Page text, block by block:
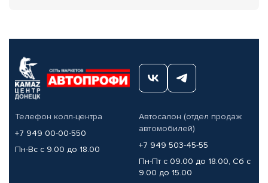
Телефон колл-центра
+7 949 00-00-550
Пн-Вс с 9.00 до 18.00
Автосалон (отдел продаж
автомобилей)
+7 949 503-45-55
Пн-Пт с 09.00 до 18.00, Сб с
9.00 до 15.00